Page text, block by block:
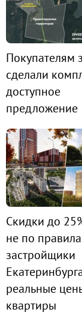
Покупателям
сделали
доступное
предложение
Скидки до
не по
застройщики
реальные
квартиры